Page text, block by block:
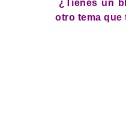
¿Tienes un
otro tema que